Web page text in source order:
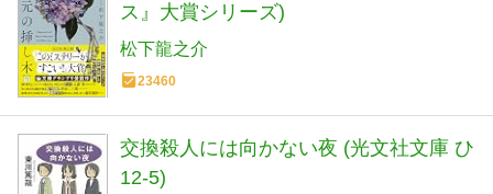
ス』大賞シリーズ)
松下龍之介
23460
交換殺人には向かない夜 (光文社文庫 ひ
12-5)